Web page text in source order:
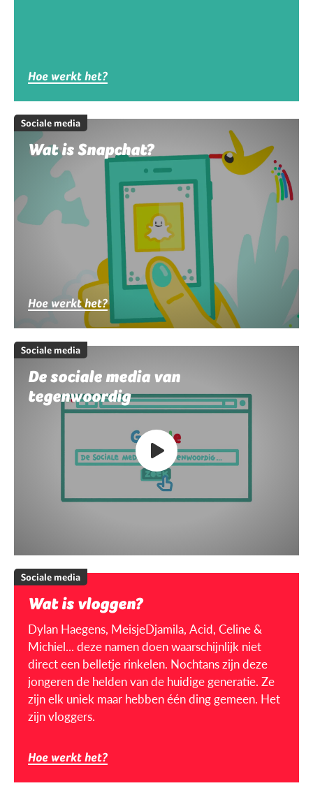
Hoe werkt het?
Sociale media
Wat is Snapchat?
Hoe werkt het?
Sociale media
De sociale media van
tegenwoordig
Sociale media
Wat is vloggen?
Dylan Haegens, MeisjeDjamila, Acid, Celine &
Michiel... deze namen doen waarschijnlijk niet
direct een belletje rinkelen. Nochtans zijn deze
jongeren de helden van de huidige generatie. Ze
zijn elk uniek maar hebben één ding gemeen. Het
zijn vloggers.
Hoe werkt het?